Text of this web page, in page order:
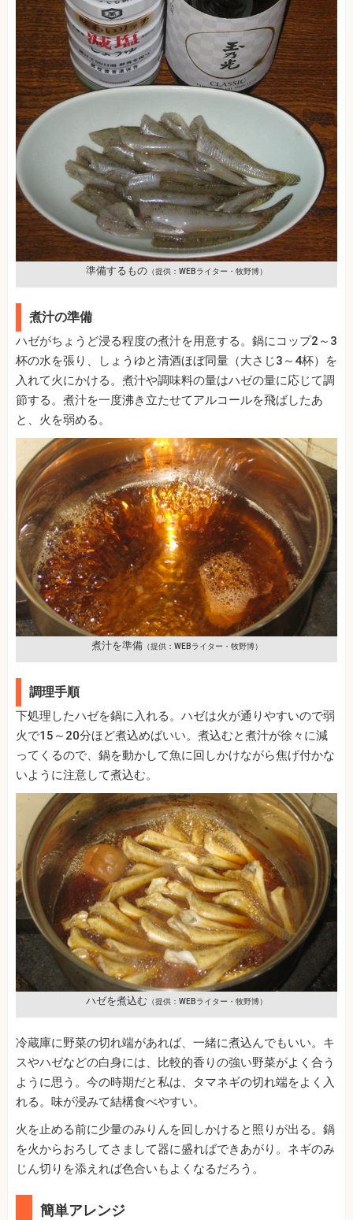
準備するもの （提供：WEBライター・牧野博）
煮汁の準備
ハゼがちょうど浸る程度の煮汁を用意する。鍋にコップ2～3
杯の水を張り、しょうゆと清酒ほぼ同量（大さじ3～4杯）を
入れて火にかける。煮汁や調味料の量はハゼの量に応じて調
節する。煮汁を一度沸き立たせてアルコールを飛ばしたあ
と、火を弱める。
煮汁を準備（提供：WEBライター・牧野博）
調理手順
下処理したハゼを鍋に入れる。ハゼは火が通りやすいので弱
火で15～20分ほど煮込めばいい。煮込むと煮汁が徐々に減
ってくるので、鍋を動かして魚に回しかけながら焦げ付かな
いように注意して煮込む。
ハゼを煮込む （提供：WEBライター・牧野博）
冷蔵庫に野菜の切れ端があれば、一緒に煮込んでもいい。キ
スやハゼなどの白身には、比較的香りの強い野菜がよく合う
ように思う。今の時期だと私は、タマネギの切れ端をよく入
れる。味が浸みて結構食べやすい。
火を止める前に少量のみりんを回しかけると照りが出る。鍋
を火からおろしてさまして器に盛ればできあがり。ネギのみ
じん切りを添えれば色合いもよくなるだろう。
簡単アレンジ